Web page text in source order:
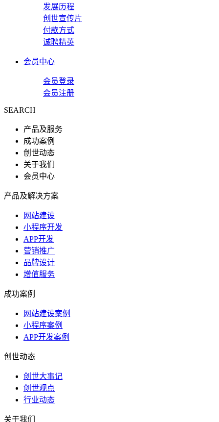
发展历程
创世宣传片
付款方式
诚聘精英
会员中心
会员登录
会员注册
SEARCH
产品及服务
成功案例
创世动态
关于我们
会员中心
产品及解决方案
网站建设
小程序开发
APP开发
营销推广
品牌设计
增值服务
成功案例
网站建设案例
小程序案例
APP开发案例
创世动态
创世大事记
创世观点
行业动态
关于我们